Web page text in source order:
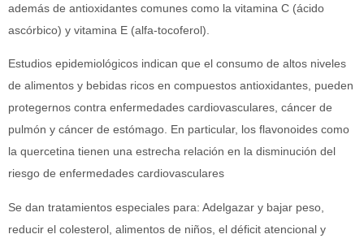
además de antioxidantes comunes como la vitamina C (ácido
ascórbico) y vitamina E (alfa-tocoferol).
Estudios epidemiológicos indican que el consumo de altos niveles
de alimentos y bebidas ricos en compuestos antioxidantes, pueden
protegernos contra enfermedades cardiovasculares, cáncer de
pulmón y cáncer de estómago. En particular, los flavonoides como
la quercetina tienen una estrecha relación en la disminución del
riesgo de enfermedades cardiovasculares
Se dan tratamientos especiales para: Adelgazar y bajar peso,
reducir el colesterol, alimentos de niños, el déficit atencional y